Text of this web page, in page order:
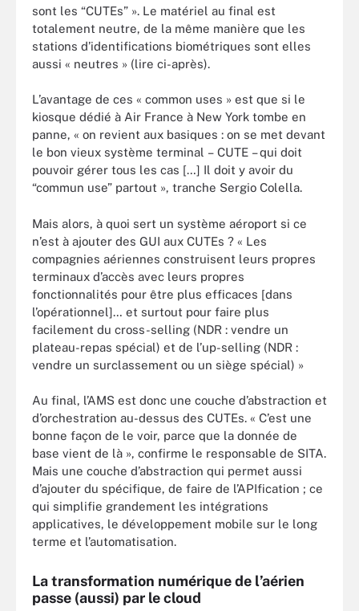
sont les “CUTEs” ». Le matériel au final est
totalement neutre, de la même manière que les
stations d’identifications biométriques sont elles
aussi « neutres » (lire ci-après).
L’avantage de ces « common uses » est que si le
kiosque dédié à Air France à New York tombe en
panne, « on revient aux basiques : on se met devant
le bon vieux système terminal – CUTE – qui doit
pouvoir gérer tous les cas […] Il doit y avoir du
“commun use” partout », tranche Sergio Colella.
Mais alors, à quoi sert un système aéroport si ce
n’est à ajouter des GUI aux CUTEs ? « Les
compagnies aériennes construisent leurs propres
terminaux d’accès avec leurs propres
fonctionnalités pour être plus efficaces [dans
l’opérationnel]… et surtout pour faire plus
facilement du cross-selling (NDR : vendre un
plateau-repas spécial) et de l’up-selling (NDR :
vendre un surclassement ou un siège spécial) »
Au final, l’AMS est donc une couche d’abstraction et
d’orchestration au-dessus des CUTEs. « C’est une
bonne façon de le voir, parce que la donnée de
base vient de là », confirme le responsable de SITA.
Mais une couche d’abstraction qui permet aussi
d’ajouter du spécifique, de faire de l’APIfication ; ce
qui simplifie grandement les intégrations
applicatives, le développement mobile sur le long
terme et l’automatisation.
La transformation numérique de l’aérien
passe (aussi) par le cloud